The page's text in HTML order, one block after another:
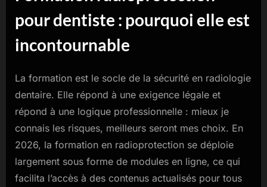
pour dentiste : pourquoi elle est
incontournable
La formation est le socle de la sécurité en radiologie
dentaire. Elle répond à une exigence légale et
répond à une logique professionnelle : mieux je
connais les risques, meilleurs seront mes choix. En
2026, la formation en radioprotection se déploie
largement sous forme de modules en ligne, ce qui
facilita l’accès à des contenus actualisés pour tous